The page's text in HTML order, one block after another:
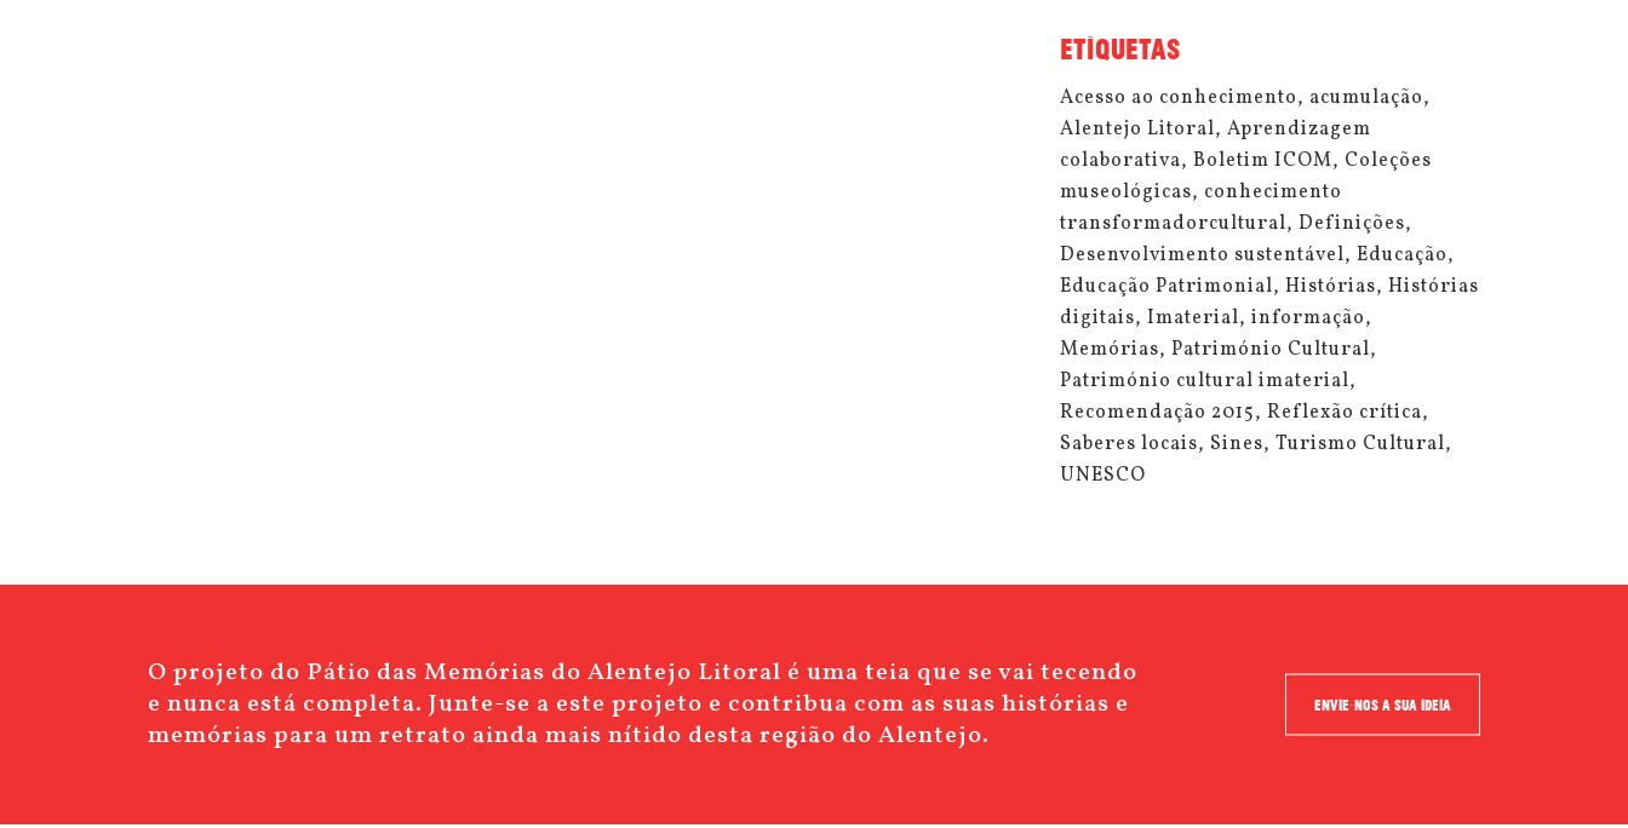
ETIQUETAS
Acesso ao conhecimento acumulação
Alentejo Litoral Aprendizagem
colaborativa Boletim ICOM Coleções
museológicas conhecimento
transformadorcultural Definições
Desenvolvimento sustentável Educação
Educação Patrimonial Histórias Histórias
digitais Imaterial informação
Memórias Património Cultural
Património cultural imaterial
Recomendação 2015 Reflexão crítica
Saberes locais Sines Turismo Cultural
UNESCO
O projeto do Pátio das Memórias do Alentejo Litoral é uma teia que se vai tecendo
e nunca está completa. Junte-se a este projeto e contribua com as suas histórias e
memórias para um retrato ainda mais nítido desta região do Alentejo.
ENVIE-NOS A SUA IDEIA